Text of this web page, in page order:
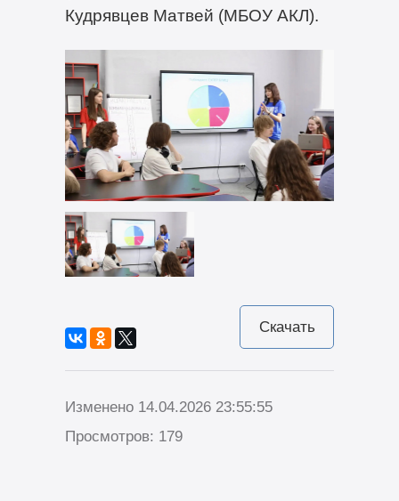
Кудрявцев Матвей (МБОУ АКЛ).
Скачать
Изменено 14.04.2026 23:55:55
Просмотров: 179